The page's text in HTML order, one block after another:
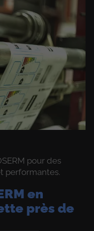
pour des
performantes.
en
près de